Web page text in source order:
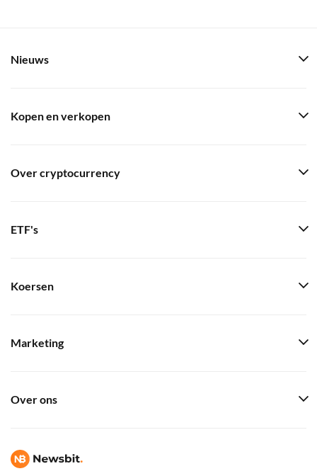
Nieuws
Kopen en verkopen
Over cryptocurrency
ETF's
Koersen
Marketing
Over ons